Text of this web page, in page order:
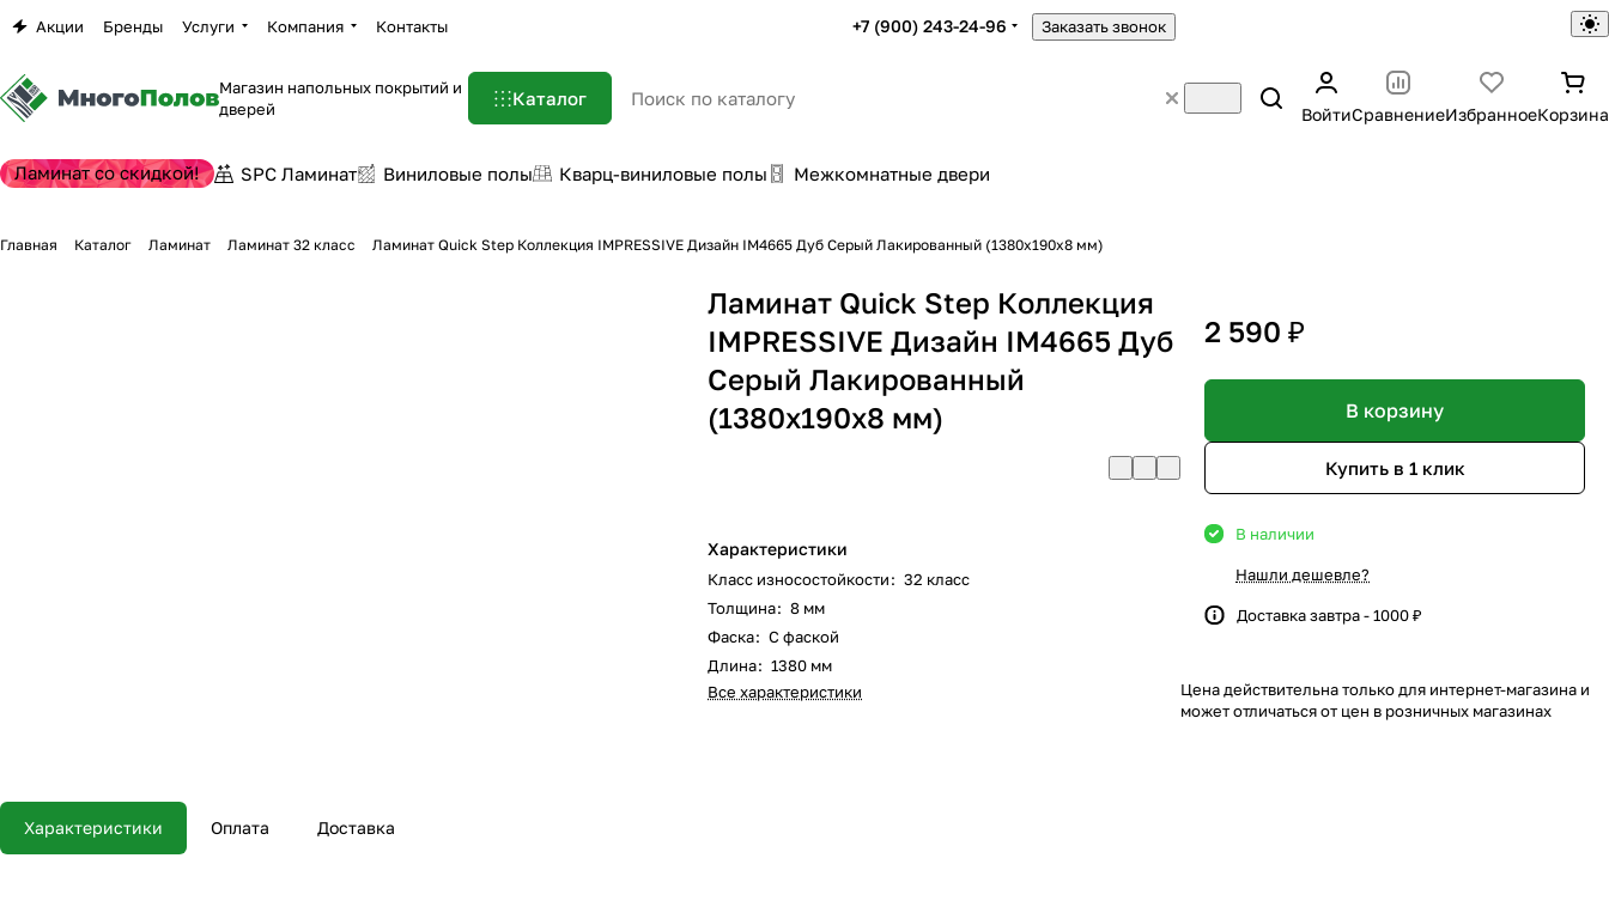
Акции Бренды Услуги Компания Контакты +7 (900) 243-24-96 Заказать звонок
Магазин напольных покрытий и
дверей
Каталог
ВойтиСравнениеИзбранноеКорзина
Ламинат со скидкой! SPC Ламинат Виниловые полы Кварц-виниловые полы Межкомнатные двери
Главная Каталог Ламинат Ламинат 32 класс Ламинат Quick Step Коллекция IMPRESSIVE Дизайн IM4665 Дуб Серый Лакированный (1380х190х8 мм)
Ламинат Quick Step Коллекция
IMPRESSIVE Дизайн IM4665 Дуб
Серый Лакированный
(1380х190х8 мм)
Характеристики
Класс износостойкости: 32 класс
Толщина: 8 мм
Фаска: С фаской
Длина: 1380 мм
Все характеристики
2 590 ₽
В корзину
Купить в 1 клик
В наличии
Нашли дешевле?
Доставка завтра - 1000 ₽
Цена действительна только для интернет-магазина и
может отличаться от цен в розничных магазинах
Характеристики Оплата Доставка